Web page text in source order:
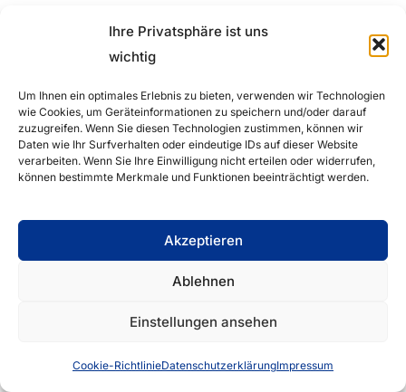
Ihre Privatsphäre ist uns
wichtig
Um Ihnen ein optimales Erlebnis zu bieten, verwenden wir Technologien
wie Cookies, um Geräteinformationen zu speichern und/oder darauf
zuzugreifen. Wenn Sie diesen Technologien zustimmen, können wir
Daten wie Ihr Surfverhalten oder eindeutige IDs auf dieser Website
verarbeiten. Wenn Sie Ihre Einwilligung nicht erteilen oder widerrufen,
können bestimmte Merkmale und Funktionen beeinträchtigt werden.
Akzeptieren
Ablehnen
Einstellungen ansehen
Cookie-RichtlinieDatenschutzerklärungImpressum
Fingerprinting) im Sinne des TTDSG umfasst.
Auftragsverarbeitung
Wir haben einen Vertrag über Auftragsverarbeitung (AVV)
Hierbei handelt es sich um einen datenschutzrechtlich
vorgeschriebenen Vertrag, der gewährleistet, dass dieser die
personenbezogenen Daten unserer Websitebesucher nur
nach unseren Weisungen und unter Einhaltung der DSGVO